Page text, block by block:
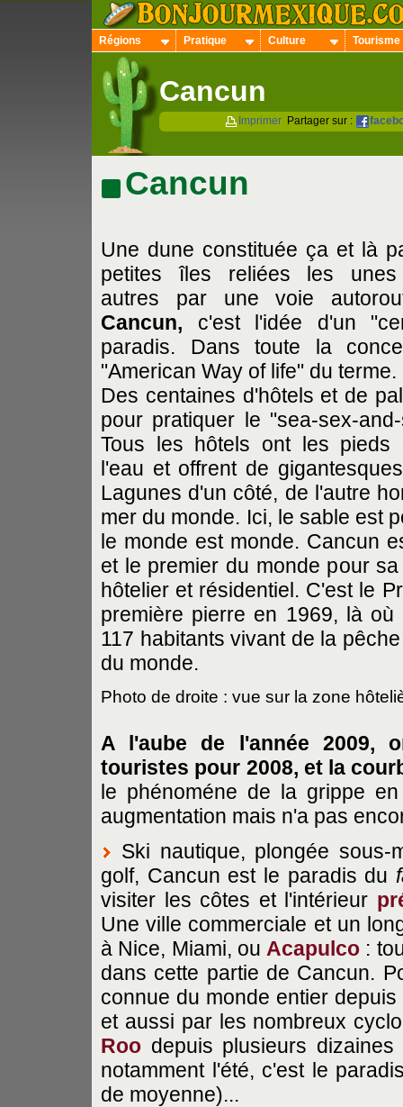
Régions Pratique Culture Tourisme
Cancun
Imprimer Partager sur :
Cancun
Une dune constituée ça et là
petites îles reliées les
autres par une voie
Cancun, c'est l'idée d'un
paradis. Dans toute la
"American Way of life" du terme.
Des centaines d'hôtels et de
pour pratiquer le "sea-sex-
Tous les hôtels ont les pieds
l'eau et offrent de
Lagunes d'un côté, de l'autre
mer du monde. Ici, le sable est
le monde est monde. Cancun
et le premier du monde pour
hôtelier et résidentiel. C'est le
première pierre en 1969, là
117 habitants vivant de la
du monde.
Photo de droite : vue sur la zone
A l'aube de l'année 2009,
touristes pour 2008, et la
le phénoméne de la grippe
augmentation mais n'a pas
Ski nautique, plongée
golf, Cancun est le paradis du
visiter les côtes et l'intérieur
Une ville commerciale et un
à Nice, Miami, ou Acapulco :
dans cette partie de Cancun.
connue du monde entier
et aussi par les nombreux
Roo depuis plusieurs
notamment l'été, c'est le
de moyenne)...